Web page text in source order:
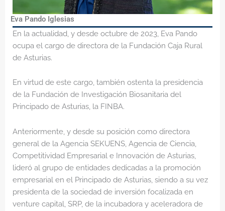
Eva Pando Iglesias
En la actualidad, y desde octubre de 2023, Eva Pando
ocupa el cargo de directora de la Fundación Caja Rural
de Asturias.
En virtud de este cargo, también ostenta la presidencia
de la Fundación de Investigación Biosanitaria del
Principado de Asturias, la FINBA.
Anteriormente, y desde su posición como directora
general de la Agencia SEKUENS, Agencia de Ciencia,
Competitividad Empresarial e Innovación de Asturias,
lideró al grupo de entidades dedicadas a la promoción
empresarial en el Principado de Asturias, siendo a su vez
presidenta de la sociedad de inversión focalizada en
venture capital, SRP, de la incubadora y aceleradora de